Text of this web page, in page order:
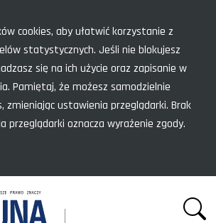
cookies, aby ułatwić korzystanie z
statystycznych. Jeśli nie blokujesz
się na ich użycie oraz zapisanie w
Pamiętaj, że możesz samodzielnie
zmieniając ustawienia przeglądarki. Brak
przeglądarki oznacza wyrażenie zgody.